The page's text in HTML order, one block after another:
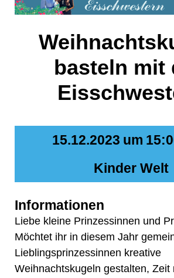
basteln mit
15.12.2023 um
Kinder Welt
Informationen
Liebe kleine Prinzessinnen und
Möchtet ihr in diesem Jahr
Lieblingsprinzessinnen kreative
Weihnachtskugeln gestalten, Zeit